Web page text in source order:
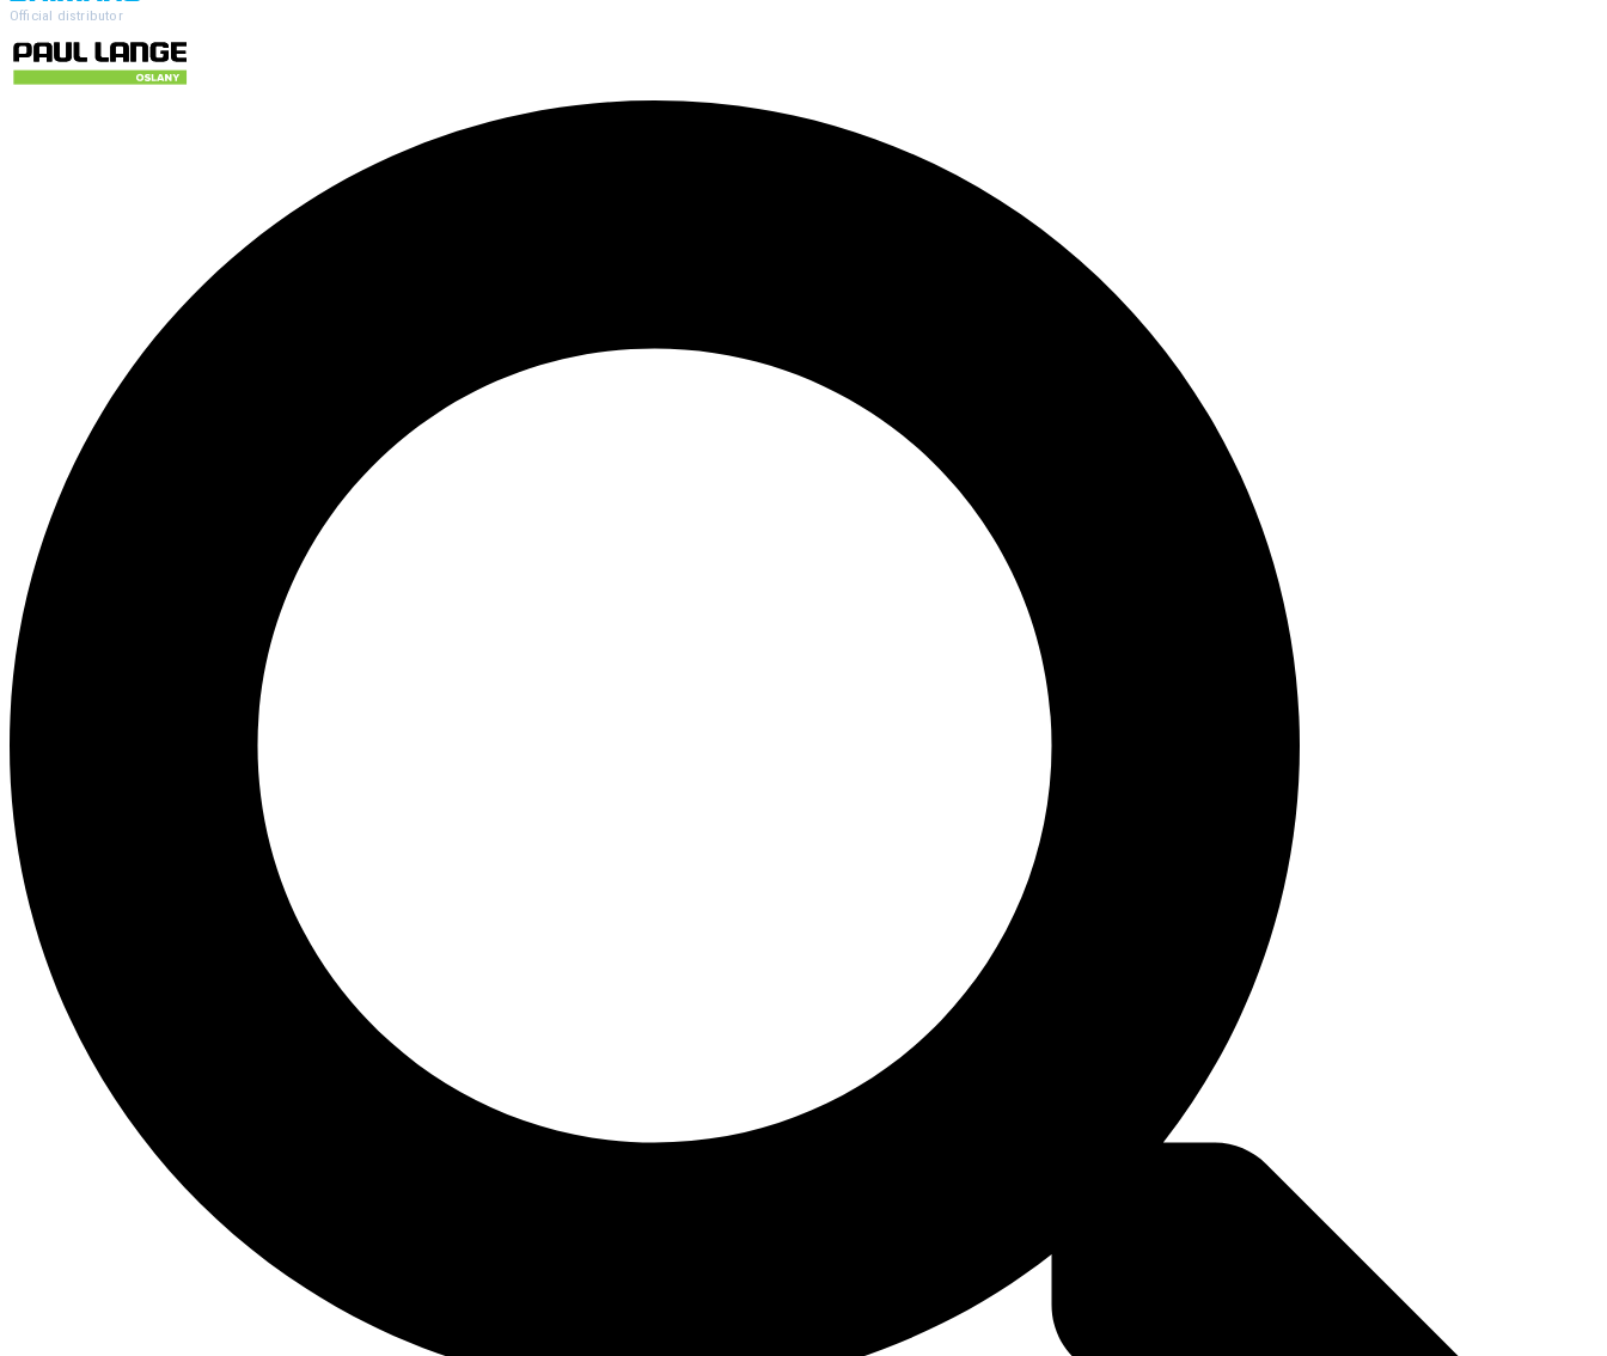
Official distributor